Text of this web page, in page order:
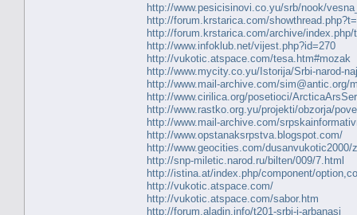
http://www.pesicisinovi.co.yu/srb/nook/
http://forum.krstarica.com/
http://forum.krstarica.com/archive/index.php/
http://www.infoklub.net/vijest.php?id=270
http://vukotic.atspace.com/tesa.htm#mozak
http://www.mycity.co.yu/Istorija/Srbi-narod-
http://www.mail-archive.com/sim@antic.org/
http://www.cirilica.org/posetioci/
http://www.rastko.org.yu/projekti/obzorja/
http://www.mail-archive.com/
http://www.opstanaksrpstva.blogspot.com/
http://www.geocities.com/dusanvukotic2000/
http://snp-miletic.narod.ru/bilten/009/7.html
http://istina.at/index.php/component/
http://vukotic.atspace.com/
http://vukotic.atspace.com/sabor.htm
http://forum.aladin.info/t201-srbi-i-arbanasi